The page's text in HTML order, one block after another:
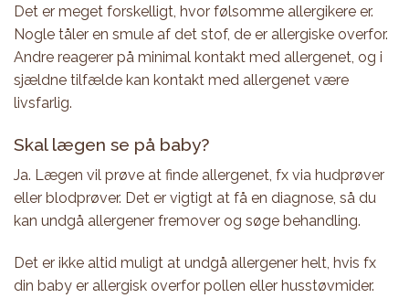
Det er meget forskelligt, hvor følsomme allergikere er.
Nogle tåler en smule af det stof, de er allergiske overfor.
Andre reagerer på minimal kontakt med allergenet, og i
sjældne tilfælde kan kontakt med allergenet være
livsfarlig.
Skal lægen se på baby?
Ja. Lægen vil prøve at finde allergenet, fx via hudprøver
eller blodprøver. Det er vigtigt at få en diagnose, så du
kan undgå allergener fremover og søge behandling.
Det er ikke altid muligt at undgå allergener helt, hvis fx
din baby er allergisk overfor pollen eller husstøvmider.